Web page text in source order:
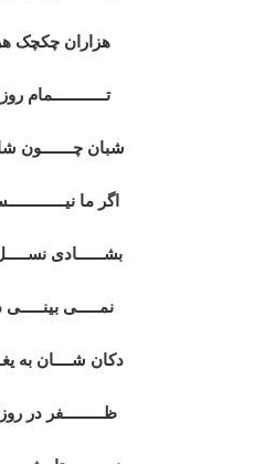
هزاران چکچک
تــــــــــــمام
شبان چـــــــون
اگر ما
بشــــــادی
نمـــــی
دکان شــــان به
ظـــــــــفر در